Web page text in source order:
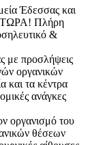
Έδεσσας και
ΤΩΡΑ! Πλήρη
&
με προσλήψεις
οργανικών
και τα κέντρα
ανάγκες
οργανισμό του
θέσεων